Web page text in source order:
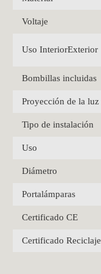
Voltaje
Uso InteriorExterior
Bombillas incluidas
Proyección de la luz
Tipo de instalación
Uso
Diámetro
Portalámparas
Certificado CE
Certificado Reciclaje